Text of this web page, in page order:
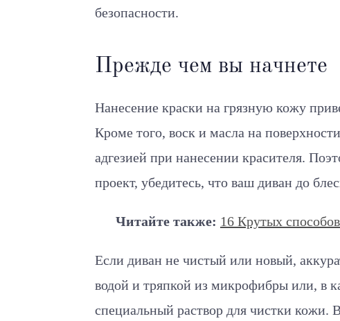
безопасности.
Прежде чем вы начнете
Нанесение краски на грязную кожу
Кроме того, воск и масла на
адгезией при нанесении красителя.
проект, убедитесь, что ваш диван до
Читайте также: 16 Крутых
Если диван не чистый или новый,
водой и тряпкой из микрофибры или, в
специальный раствор для чистки кожи.